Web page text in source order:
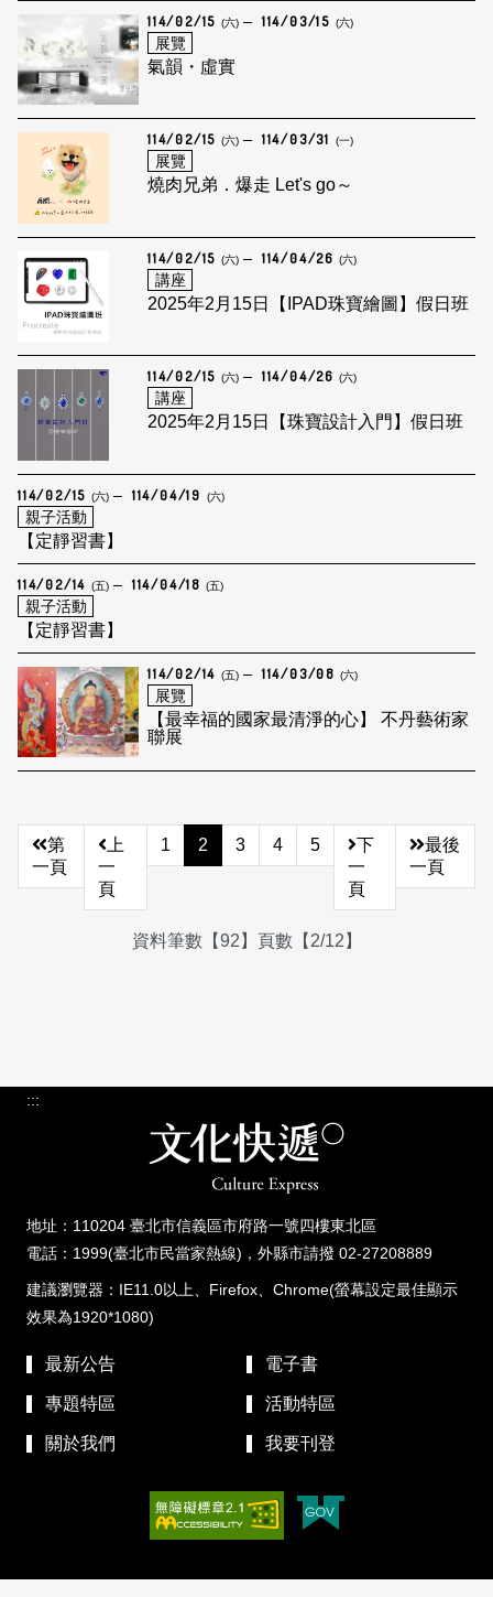
114/02/15 (六) 114/03/15 (六)
展覽
氣韻・虛實
114/02/15 (六) 114/03/31 (一)
展覽
燒肉兄弟．爆走 Let's go～
114/02/15 (六) 114/04/26 (六)
講座
2025年2月15日【IPAD珠寶繪圖】假日班
114/02/15 (六) 114/04/26 (六)
講座
2025年2月15日【珠寶設計入門】假日班
114/02/15 (六) 114/04/19 (六)
親子活動
【定靜習書】
114/02/14 (五) 114/04/18 (五)
親子活動
【定靜習書】
114/02/14 (五) 114/03/08 (六)
展覽
【最幸福的國家最清淨的心】 不丹藝術家
聯展
第
一頁
上
一
頁
1 2 3 4 5
下
一
頁
最後
一頁
資料筆數【92】頁數【2/12】
:::
地址：110204 臺北市信義區市府路一號四樓東北區
電話：1999(臺北市民當家熱線)，外縣市請撥 02-27208889
建議瀏覽器：IE11.0以上、Firefox、Chrome(螢幕設定最佳顯示
效果為1920*1080)
最新公告 電子書
專題特區 活動特區
關於我們 我要刊登